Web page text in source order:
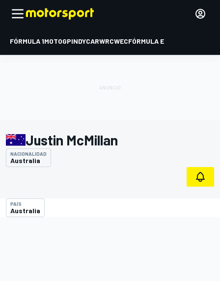
FÓRMULA 1MOTOGPINDYCARWRCWECFÓRMULA E
Justin McMillan
NACIONALIDAD
Australia
PAÍS
Australia